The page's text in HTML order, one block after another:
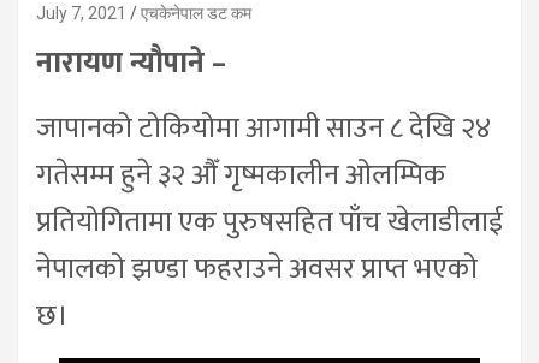
July 7, 2021 एचकेनेपाल डट कम
नारायण न्यौपाने –
जापानको टोकियोमा आगामी साउन ८ देखि २४
गतेसम्म हुने ३२ औँ गृष्मकालीन ओलम्पिक
प्रतियोगितामा एक पुरुषसहित पाँच खेलाडीलाई
नेपालको झण्डा फहराउने अवसर प्राप्त भएको
छ।